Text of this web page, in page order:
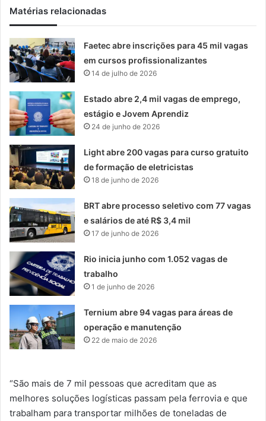
Matérias relacionadas
Faetec abre inscrições para 45 mil vagas
em cursos profissionalizantes
14 de julho de 2026
Estado abre 2,4 mil vagas de emprego,
estágio e Jovem Aprendiz
24 de junho de 2026
Light abre 200 vagas para curso gratuito
de formação de eletricistas
18 de junho de 2026
BRT abre processo seletivo com 77 vagas
e salários de até R$ 3,4 mil
17 de junho de 2026
Rio inicia junho com 1.052 vagas de
trabalho
1 de junho de 2026
Ternium abre 94 vagas para áreas de
operação e manutenção
22 de maio de 2026
“São mais de 7 mil pessoas que acreditam que as
melhores soluções logísticas passam pela ferrovia e que
trabalham para transportar milhões de toneladas de